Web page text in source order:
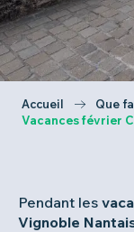
Accueil Que
Vacances février
Pendant les
Vignoble